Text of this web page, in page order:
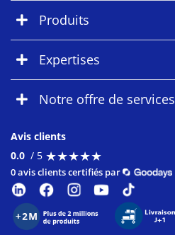
Produits
Expertises
Notre offre de services
Avis clients
0.0 / 5 ★★★★★
★★★★★
0 avis clients certifiés par